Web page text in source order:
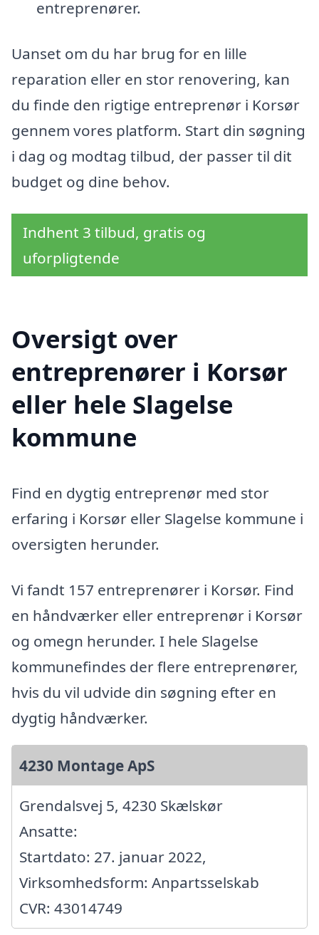
entreprenører.
Uanset om du har brug for en lille
reparation eller en stor renovering, kan
du finde den rigtige entreprenør i Korsør
gennem vores platform. Start din søgning
i dag og modtag tilbud, der passer til dit
budget og dine behov.
Indhent 3 tilbud, gratis og
uforpligtende
Oversigt over
entreprenører i Korsør
eller hele Slagelse
kommune
Find en dygtig entreprenør med stor
erfaring i Korsør eller Slagelse kommune i
oversigten herunder.
Vi fandt 157 entreprenører i Korsør. Find
en håndværker eller entreprenør i Korsør
og omegn herunder. I hele Slagelse
kommunefindes der flere entreprenører,
hvis du vil udvide din søgning efter en
dygtig håndværker.
4230 Montage ApS
Grendalsvej 5, 4230 Skælskør
Ansatte:
Startdato: 27. januar 2022,
Virksomhedsform: Anpartsselskab
CVR: 43014749